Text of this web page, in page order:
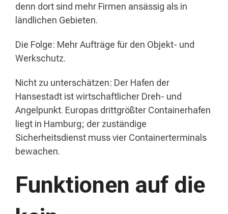
denn dort sind mehr Firmen ansässig als in
ländlichen Gebieten.
Die Folge: Mehr Aufträge für den Objekt- und
Werkschutz.
Nicht zu unterschätzen: Der Hafen der
Hansestadt ist wirtschaftlicher Dreh- und
Angelpunkt. Europas drittgrößter Containerhafen
liegt in Hamburg; der zuständige
Sicherheitsdienst muss vier Containerterminals
bewachen.
Funktionen auf die